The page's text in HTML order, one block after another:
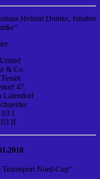
Helmut Dumke, Inhaber
& Co
47
Lalendorf
03 I
II
Nord-Cup“